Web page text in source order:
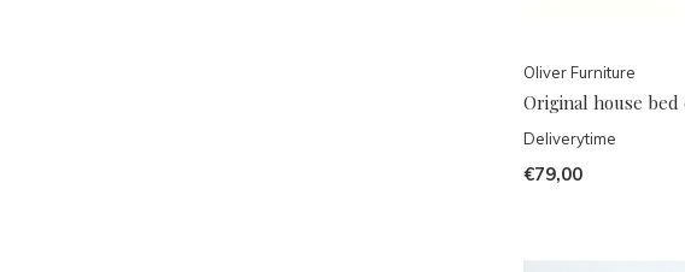
Oliver Furniture
Original house bed
Deliverytime
€79,00